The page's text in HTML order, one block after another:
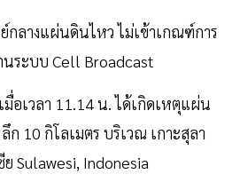
ลางแผ่นดินไหว ไม่เข้าเกณฑ์การ
ระบบ Cell Broadcast
อเวลา 11.14 น. ได้เกิดเหตุแผ่น
10 กิโลเมตร บริเวณ เกาะสุลา
Sulawesi, Indonesia